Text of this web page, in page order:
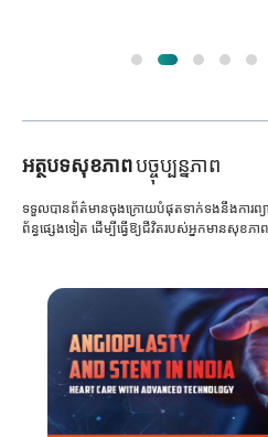
អត្ថបទសុខភាពបច្ចុប្បន្នភាព
ទទួលបានព័ត៌មានចុងក្រោយបំផុតទាក់ទងនឹងការព្យ
ព័ន្ធផ្សេងទៀត ដើម្បីធ្វើឱ្យជីវិតរបស់អ្នកមានសុខភ